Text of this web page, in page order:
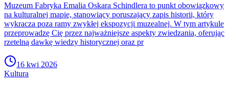
Muzeum Fabryka Emalia Oskara Schindlera to punkt obowiązkowy
na kulturalnej mapie, stanowiący poruszający zapis historii, który
wykracza poza ramy zwykłej ekspozycji muzealnej. W tym artykule
przeprowadzę Cię przez najważniejsze aspekty zwiedzania, oferując
rzetelną dawkę wiedzy historycznej oraz pr
16 kwi 2026
Kultura